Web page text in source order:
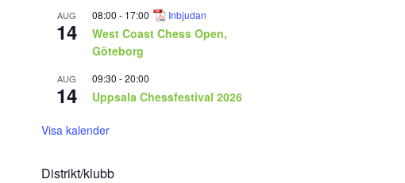
AUG
14
08:00 - 17:00 Inbjudan
West Coast Chess Open,
Göteborg
AUG
14
09:30 -20:00
Uppsala Chessfestival 2026
Visa kalender
Distrikt/klubb